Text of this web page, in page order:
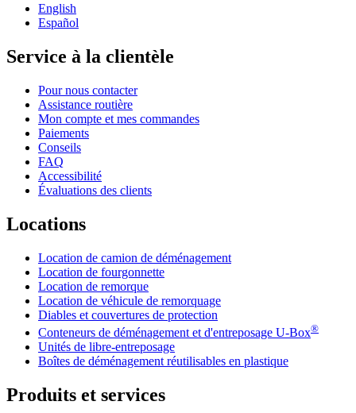
English
Español
Service à la clientèle
Pour nous contacter
Assistance routière
Mon compte et mes commandes
Paiements
Conseils
FAQ
Accessibilité
Évaluations des clients
Locations
Location de camion de déménagement
Location de fourgonnette
Location de remorque
Location de véhicule de remorquage
Diables et couvertures de protection
Conteneurs de déménagement et d'entreposage U-Box®
Unités de libre-entreposage
Boîtes de déménagement réutilisables en plastique
Produits et services